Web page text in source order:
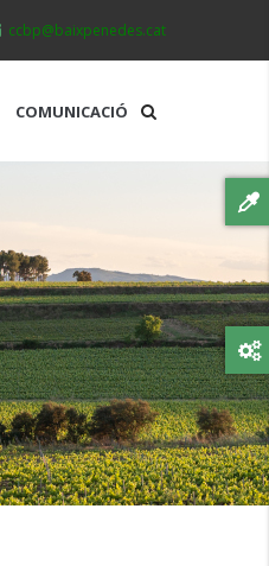
ccbp@baixpenedes.cat
COMUNICACIÓ